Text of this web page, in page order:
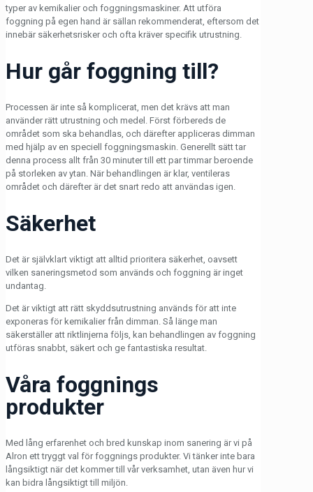
typer av kemikalier och foggningsmaskiner. Att utföra
foggning på egen hand är sällan rekommenderat, eftersom det
innebär säkerhetsrisker och ofta kräver specifik utrustning.
Hur går foggning till?
Processen är inte så komplicerat, men det krävs att man
använder rätt utrustning och medel. Först förbereds de
området som ska behandlas, och därefter appliceras dimman
med hjälp av en speciell foggningsmaskin. Generellt sätt tar
denna process allt från 30 minuter till ett par timmar beroende
på storleken av ytan. När behandlingen är klar, ventileras
området och därefter är det snart redo att användas igen.
Säkerhet
Det är självklart viktigt att alltid prioritera säkerhet, oavsett
vilken saneringsmetod som används och foggning är inget
undantag.
Det är viktigt att rätt skyddsutrustning används för att inte
exponeras för kemikalier från dimman. Så länge man
säkerställer att riktlinjerna följs, kan behandlingen av foggning
utföras snabbt, säkert och ge fantastiska resultat.
Våra foggnings
produkter
Med lång erfarenhet och bred kunskap inom sanering är vi på
Alron ett tryggt val för foggnings produkter. Vi tänker inte bara
långsiktigt när det kommer till vår verksamhet, utan även hur vi
kan bidra långsiktigt till miljön.